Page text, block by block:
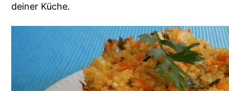
deiner Küche.